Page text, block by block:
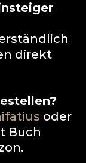
direkt
oder
Buch